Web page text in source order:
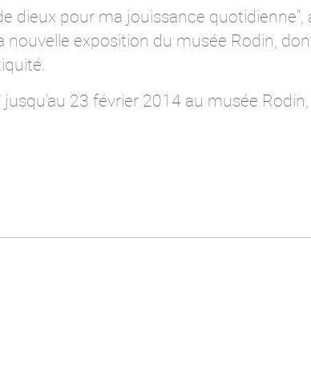
dieux pour ma jouissance
nouvelle exposition du musée Rodin,
jusqu'au 23 février 2014 au musée